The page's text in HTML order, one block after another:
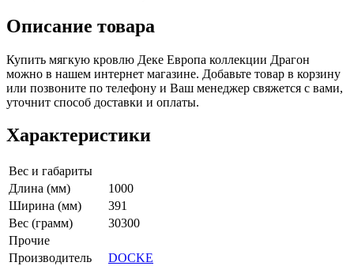
Описание товара
Купить мягкую кровлю Деке Европа коллекции Драгон
можно в нашем интернет магазине. Добавьте товар в корзину
или позвоните по телефону и Ваш менеджер свяжется с вами,
уточнит способ доставки и оплаты.
Характеристики
Вес и габариты
Длина (мм)
1000
Ширина (мм)
391
Вес (грамм)
30300
Прочие
Производитель
DOCKE